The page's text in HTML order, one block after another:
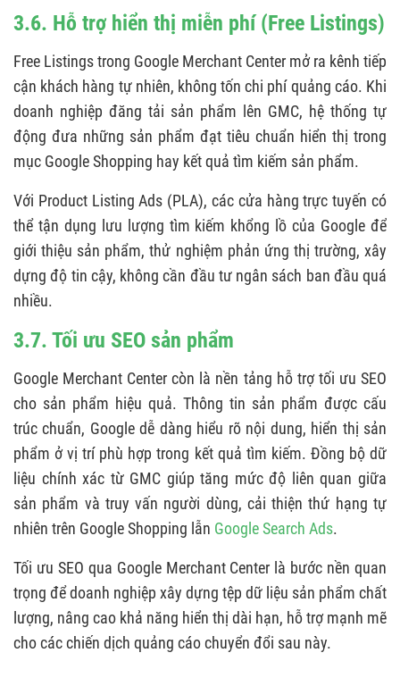
3.6. Hỗ trợ hiển thị miễn phí (Free Listings)
Free Listings trong Google Merchant Center mở ra kênh tiếp
cận khách hàng tự nhiên, không tốn chi phí quảng cáo. Khi
doanh nghiệp đăng tải sản phẩm lên GMC, hệ thống tự
động đưa những sản phẩm đạt tiêu chuẩn hiển thị trong
mục Google Shopping hay kết quả tìm kiếm sản phẩm.
Với Product Listing Ads (PLA), các cửa hàng trực tuyến có
thể tận dụng lưu lượng tìm kiếm khổng lồ của Google để
giới thiệu sản phẩm, thử nghiệm phản ứng thị trường, xây
dựng độ tin cậy, không cần đầu tư ngân sách ban đầu quá
nhiều.
3.7. Tối ưu SEO sản phẩm
Google Merchant Center còn là nền tảng hỗ trợ tối ưu SEO
cho sản phẩm hiệu quả. Thông tin sản phẩm được cấu
trúc chuẩn, Google dễ dàng hiểu rõ nội dung, hiển thị sản
phẩm ở vị trí phù hợp trong kết quả tìm kiếm. Đồng bộ dữ
liệu chính xác từ GMC giúp tăng mức độ liên quan giữa
sản phẩm và truy vấn người dùng, cải thiện thứ hạng tự
nhiên trên Google Shopping lẫn Google Search Ads.
Tối ưu SEO qua Google Merchant Center là bước nền quan
trọng để doanh nghiệp xây dựng tệp dữ liệu sản phẩm chất
lượng, nâng cao khả năng hiển thị dài hạn, hỗ trợ mạnh mẽ
cho các chiến dịch quảng cáo chuyển đổi sau này.